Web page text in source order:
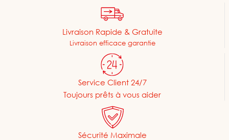
Livraison Rapide & Gratuite
Livraison efficace garantie
Service Client 24/7
Toujours prêts à vous aider
Sécurité Maximale